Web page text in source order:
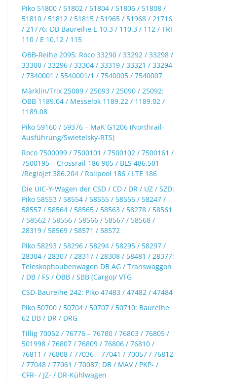
Piko 51800 / 51802 / 51804 / 51806 / 51808 /
51810 / 51812 / 51815 / 51965 / 51968 / 21716
/ 21776: DB Baureihe E 10.3 / 110.3 / 112 / TRI
110 / E 10.12 / 115
ÖBB-Reihe 2095: Roco 33290 / 33292 / 33298 /
33300 / 33296 / 33304 / 33319 / 33321 / 33294
/ 7340001 / 5540001/1 / 7540005 / 7540007
Märklin/Trix 25089 / 25093 / 25090 / 25092:
ÖBB 1189.04 / Messelok 1189.22 / 1189.02 /
1189.08
Piko 59160 / 59376 – MaK G1206 (Northrail-
Ausführung/Swietelsky-RTS)
Roco 7500099 / 7500101 / 7500102 / 7500161 /
7500195 – Crossrail 186 905 / BLS 486.501
/Regiojet 386.204 / Railpool 186 / LTE 186
Die UIC-Y-Wagen der CSD / CD / DR / UZ / SZD:
Piko 58553 / 58554 / 58555 / 58556 / 58247 /
58557 / 58564 / 58565 / 58563 / 58278 / 58561
/ 58562 / 58556 / 58566 / 58567 / 58568 /
28319 / 58569 / 58571 / 58572
Piko 58293 / 58296 / 58294 / 58295 / 58297 /
28304 / 28307 / 28317 / 28308 / 58481 / 28377:
Teleskophaubenwagen DB AG / Transwaggon
/ DB / FS / ÖBB / SBB (Cargo)/ VTG
CSD-Baureihe 242: Piko 47483 / 47482 / 47484
Piko 50700 / 50704 / 50707 / 50710: Baureihe
62 DB / DR / DRG
Tillig 70052 / 76776 – 76780 / 76803 / 76805 /
501998 / 76807 / 76809 / 76806 / 76810 /
76811 / 76808 / 77036 – 77041 / 70057 / 76812
/ 77048 / 77061 / 70087: DB / MAV / PKP- /
CFR- / JZ- / DR-Kühlwagen